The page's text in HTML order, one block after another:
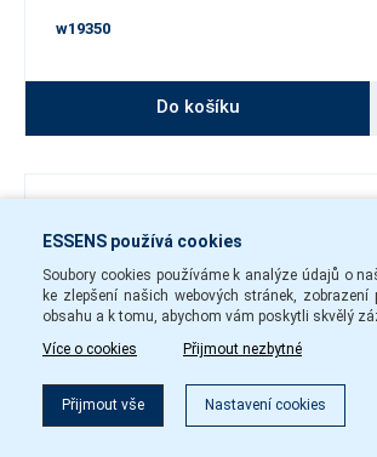
w19350
Do košíku
ESSENS používá cookies
Soubory cookies používáme k analýze údajů o
ke zlepšení našich webových stránek, zobrazení
obsahu a k tomu, abychom vám poskytli skvělý
Více o cookies
Přijmout nezbytné
Přijmout vše Nastavení cookies